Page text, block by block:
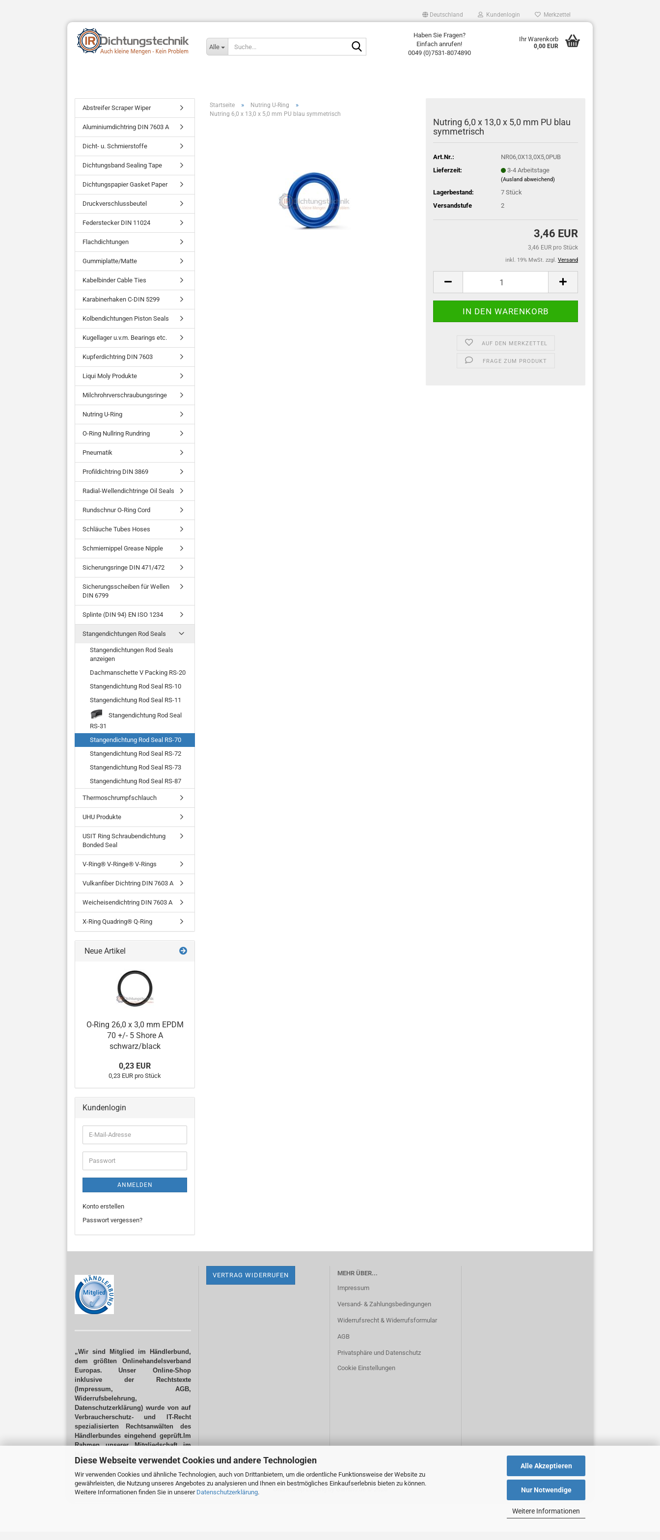
Diese Webseite verwendet Cookies und andere Technologien
Wir verwenden Cookies und ähnliche Technologien, auch von Drittanbietern, um die ordentliche Funktionsweise der Website zu
gewährleisten, die Nutzung unseres Angebotes zu analysieren und Ihnen ein bestmögliches Einkaufserlebnis bieten zu können.
Weitere Informationen finden Sie in unserer Datenschutzerklärung.
Alle Akzeptieren
Nur Notwendige
Weitere Informationen
Deutschland Kundenlogin Merkzettel
Alle
Haben Sie Fragen?
Einfach anrufen!
0049 (0)7531-8074890
Ihr Warenkorb
0,00 EUR
Startseite » Nutring U-Ring »
Nutring 6,0 x 13,0 x 5,0 mm PU blau symmetrisch
Nutring 6,0 x 13,0 x 5,0 mm PU blau
symmetrisch
Art.Nr.:
NR06,0X13,0X5,0PUB
Lieferzeit:
3-4 Arbeitstage
(Ausland abweichend)
Lagerbestand: 7 Stück
Versandstufe
2
3,46 EUR
3,46 EUR pro Stück
inkl. 19% MwSt. zzgl. Versand
AUF DEN MERKZETTEL
FRAGE ZUM PRODUKT
Abstreifer Scraper Wiper
Aluminiumdichtring DIN 7603 A
Dicht- u. Schmierstoffe
Dichtungsband Sealing Tape
Dichtungspapier Gasket Paper
Druckverschlussbeutel
Federstecker DIN 11024
Flachdichtungen
Gummiplatte/Matte
Kabelbinder Cable Ties
Karabinerhaken C-DIN 5299
Kolbendichtungen Piston Seals
Kugellager u.v.m. Bearings etc.
Kupferdichtring DIN 7603
Liqui Moly Produkte
Milchrohrverschraubungsringe
Nutring U-Ring
O-Ring Nullring Rundring
Pneumatik
Profildichtring DIN 3869
Radial-Wellendichtringe Oil Seals
Rundschnur O-Ring Cord
Schläuche Tubes Hoses
Schmiernippel Grease Nipple
Sicherungsringe DIN 471/472
Sicherungsscheiben für Wellen
DIN 6799
Splinte (DIN 94) EN ISO 1234
Stangendichtungen Rod Seals
Stangendichtungen Rod Seals
anzeigen
Dachmanschette V Packing RS-20
Stangendichtung Rod Seal RS-10
Stangendichtung Rod Seal RS-11
Stangendichtung Rod Seal
RS-31
Stangendichtung Rod Seal RS-70
Stangendichtung Rod Seal RS-72
Stangendichtung Rod Seal RS-73
Stangendichtung Rod Seal RS-87
Thermoschrumpfschlauch
UHU Produkte
USIT Ring Schraubendichtung
Bonded Seal
V-Ring® V-Ringe® V-Rings
Vulkanfiber Dichtring DIN 7603 A
Weicheisendichtring DIN 7603 A
X-Ring Quadring® Q-Ring
Neue Artikel
O-Ring 26,0 x 3,0 mm EPDM
70 +/- 5 Shore A
schwarz/black
0,23 EUR
0,23 EUR pro Stück
Kundenlogin
E-
Mail-
Adresse
Passwort
ANMELDEN
Konto erstellen
Passwort vergessen?
„Wir sind Mitglied im Händlerbund,
dem größten Onlinehandelsverband
Europas. Unser Online-Shop
inklusive der Rechtstexte
(Impressum, AGB,
Widerrufsbelehrung,
Datenschutzerklärung) wurde von auf
Verbraucherschutz- und IT-Recht
spezialisierten Rechtsanwälten des
Händlerbundes eingehend geprüft.Im
Rahmen unserer Mitgliedschaft im
alle Rechtstexte ständig entsprechend
der Rechtsprechung aktualisiert.Das
ist vor allem ein Vorteil für unsere
Kunden!“
VERTRAG WIDERRUFEN
MEHR ÜBER...
Impressum
Versand- & Zahlungsbedingungen
Widerrufsrecht & Widerrufsformular
AGB
Privatsphäre und Datenschutz
Cookie Einstellungen
Onlineshop Lösung